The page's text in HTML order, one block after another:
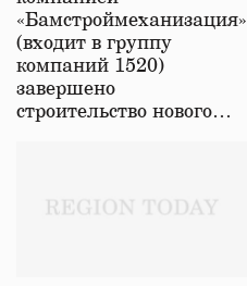
«Бамстроймеханизация»
(входит в группу
компаний 1520)
завершено
строительство нового…